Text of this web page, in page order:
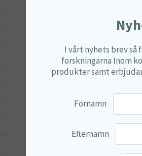
på
I vårt nyhets brev så
forskningarna Inom
produkter samt
Förnamn
Efternamn